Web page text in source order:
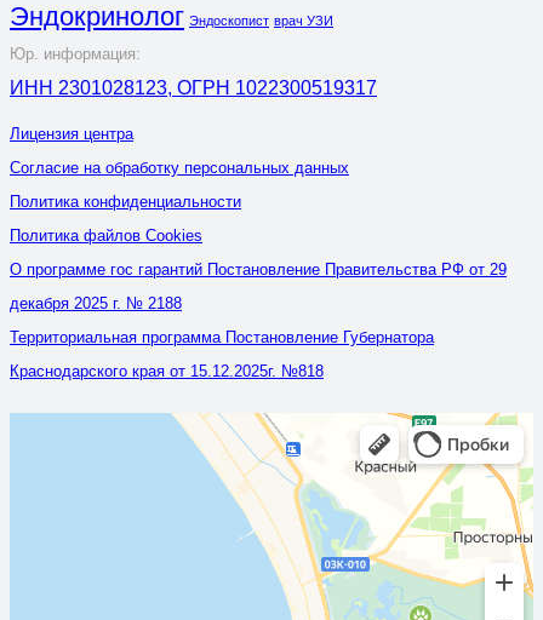
Эндокринолог Эндоскопист врач УЗИ
Юр. информация:
ИНН 2301028123, ОГРН 1022300519317
Лицензия центра
Согласие на обработку персональных данных
Политика конфиденциальности
Политика файлов Cookies
О программе гос гарантий Постановление Правительства РФ от 29
декабря 2025 г. № 2188
Территориальная программа Постановление Губернатора
Краснодарского края от 15.12.2025г. №818